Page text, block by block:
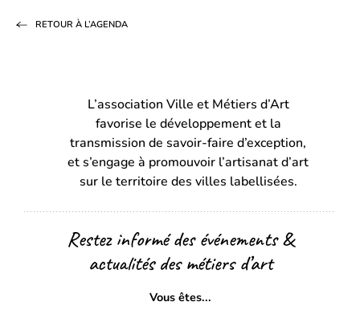
un
onglet)onglet)
RETOUR À L’AGENDA
L’association Ville et Métiers d’Art
favorise le développement et la
transmission de savoir-faire d’exception,
et s’engage à promouvoir l’artisanat d’art
sur le territoire des villes labellisées.
Restez informé des événements &
actualités des métiers d’art
Vous êtes...